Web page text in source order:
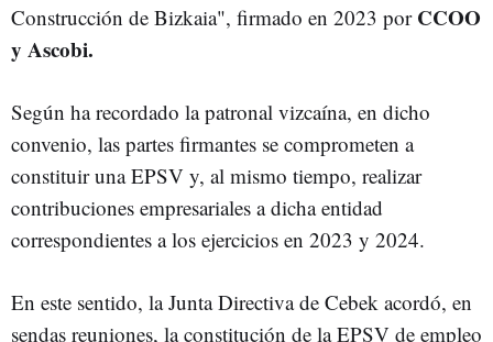
Construcción de Bizkaia", firmado en 2023 por CCOO
y Ascobi.
Según ha recordado la patronal vizcaína, en dicho
convenio, las partes firmantes se comprometen a
constituir una EPSV y, al mismo tiempo, realizar
contribuciones empresariales a dicha entidad
correspondientes a los ejercicios en 2023 y 2024.
En este sentido, la Junta Directiva de Cebek acordó, en
sendas reuniones, la constitución de la EPSV de empleo